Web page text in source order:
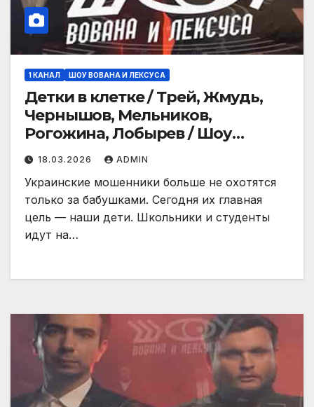
1 КАНАЛ ШОУ ВОВАНА И ЛЕКСУСА
Детки в клетке / Трей, Жмудь,
Чернышов, Мельников,
Рогожина, Лобырев / Шоу
Вована и Лексуса
18.03.2026 ADMIN
Украинские мошенники больше не охотятся
только за бабушками. Сегодня их главная
цель — наши дети. Школьники и студенты
идут на…